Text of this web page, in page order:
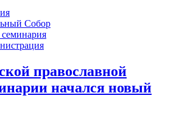
Собор
православной
начался новый